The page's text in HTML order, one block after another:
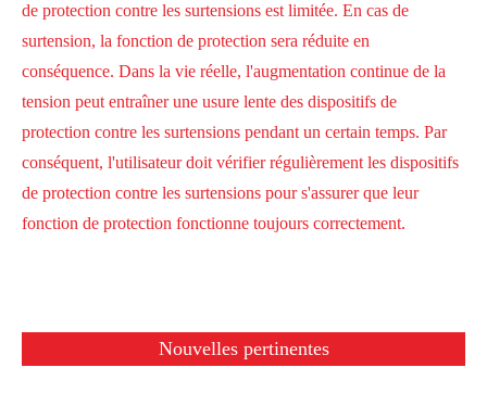
de protection contre les surtensions est limitée. En cas de
surtension, la fonction de protection sera réduite en
conséquence. Dans la vie réelle, l'augmentation continue de la
tension peut entraîner une usure lente des dispositifs de
protection contre les surtensions pendant un certain temps. Par
conséquent, l'utilisateur doit vérifier régulièrement les dispositifs
de protection contre les surtensions pour s'assurer que leur
fonction de protection fonctionne toujours correctement.
Nouvelles pertinentes